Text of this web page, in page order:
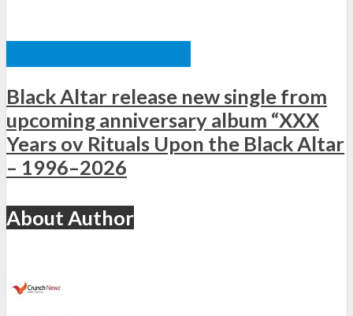
Black Altar release new single from
upcoming anniversary album “XXX
Years ov Rituals Upon the Black Altar
– 1996–2026
About Author